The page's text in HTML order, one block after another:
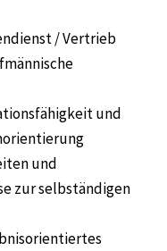
/ Vertrieb
und
und
zur selbständigen